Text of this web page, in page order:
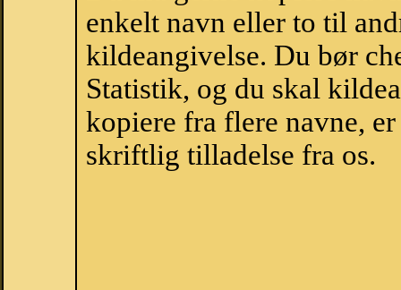
enkelt navn eller to til
kildeangivelse. Du bør
Statistik, og du skal
kopiere fra flere navne,
skriftlig tilladelse fra os.